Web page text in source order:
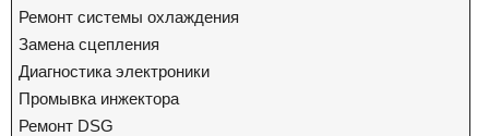
Ремонт системы охлаждения
Замена сцепления
Диагностика электроники
Промывка инжектора
Ремонт DSG